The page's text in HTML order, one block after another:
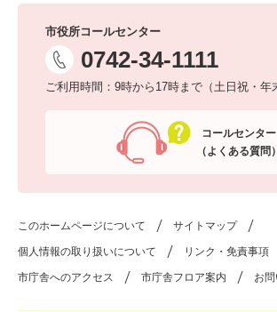
市役所コールセンター
0742-34-1111
ご利用時間：9時から17時まで（土日祝・年
コールセンター
（よくある質問）
このホームページについて サイトマップ
個人情報の取り扱いについて リンク・免責事項
市庁舎へのアクセス 市庁舎フロア案内 お